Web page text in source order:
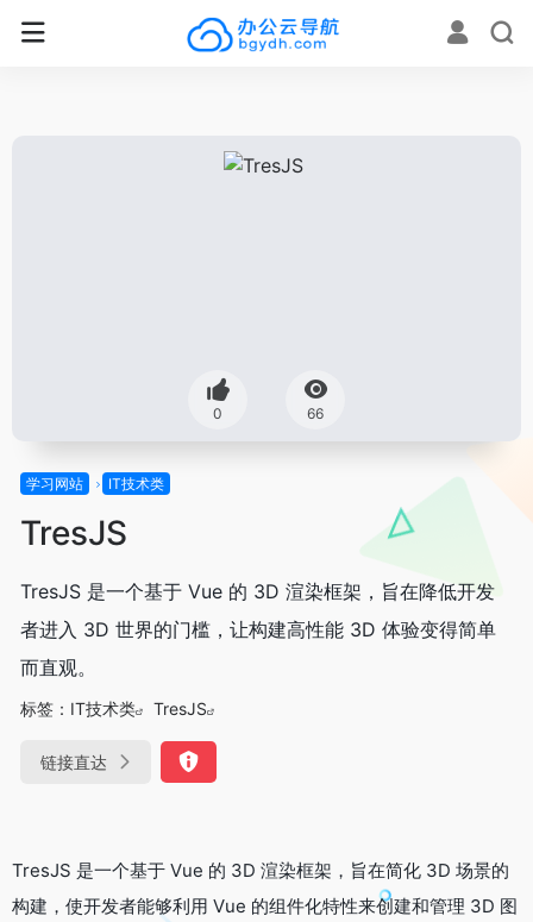
0 66
学习网站 IT技术类
TresJS
TresJS 是一个基于 Vue 的 3D 渲染框架，旨在降低开发
者进入 3D 世界的门槛，让构建高性能 3D 体验变得简单
而直观。
标签： IT技术类 TresJS
链接直达
TresJS 是一个基于 Vue 的 3D 渲染框架，旨在简化 3D 场景的
构建，使开发者能够利用 Vue 的组件化特性来创建和管理 3D 图